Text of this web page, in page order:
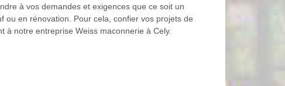
à vos demandes et exigences que ce soit un
ou en rénovation. Pour cela, confier vos projets de
à notre entreprise Weiss maconnerie à Cely.